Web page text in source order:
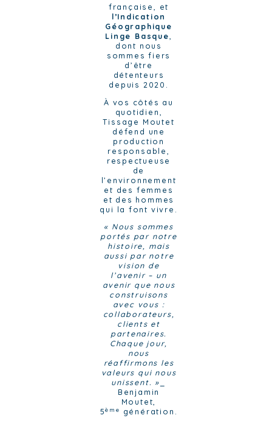
française, et
l’Indication
Géographique
Linge Basque,
dont nous
sommes fiers
d’être
détenteurs
depuis 2020.
À vos côtés au
quotidien,
Tissage Moutet
défend une
production
responsable,
respectueuse
de
l’environnement
et des femmes
et des hommes
qui la font vivre.
« Nous sommes
portés par notre
histoire, mais
aussi par notre
vision de
l’avenir – un
avenir que nous
construisons
avec vous :
collaborateurs,
clients et
partenaires.
Chaque jour,
nous
réaffirmons les
valeurs qui nous
unissent. »
Benjamin
Moutet,
5ème génération.